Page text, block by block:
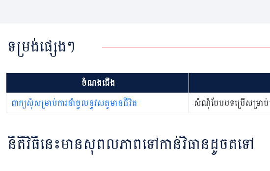
ទម្រង់ផ្សេងៗ
ចំណងជើង
ពាក្យសុំសម្រាប់ការនាំចូលនូវសត្វមានជីវិត សំណុំបែបបទប្រើសម្រាប់
នីតិវិធីនេះមានសុពលភាពទៅកាន់វិធានដូចតទៅ